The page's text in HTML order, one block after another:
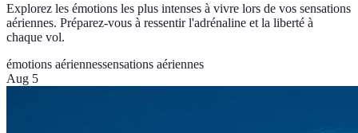
Explorez les émotions les plus intenses à vivre lors de vos sensations
aériennes. Préparez-vous à ressentir l'adrénaline et la liberté à
chaque vol.
émotions aériennessensations aériennes
Aug 5